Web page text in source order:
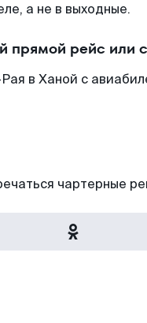
а не в выходные.
прямой рейс или
в Ханой с
чартерные